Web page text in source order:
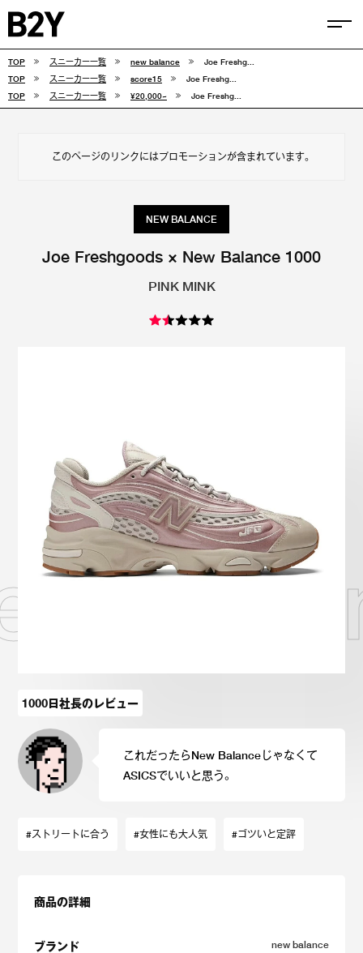
スニーカー診断 プライバシーポリシー 免責事項 お問い合わせ
COLUMN
FEATURE
CONVERSE
SEARCH SNEAKER
TOP スニーカー一覧 new balance
Joe Freshg...
TOP
スニーカー一覧 score15
Joe Freshg...
TOP
スニーカー一覧 ¥20,000~ Joe Freshg...
このページのリンクにはプロモーションが含まれています。
NEW BALANCE
Joe Freshgoods × New Balance 1000
PINK MINK
1000日社長のレビュー
これだったらNew Balanceじゃなくて
ASICSでいいと思う。
#ストリートに合う #女性にも大人気 #ゴツいと定評
商品の詳細
ブランド new balance